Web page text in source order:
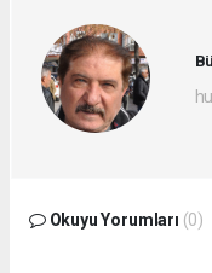
Okuyu Yorumları (0)